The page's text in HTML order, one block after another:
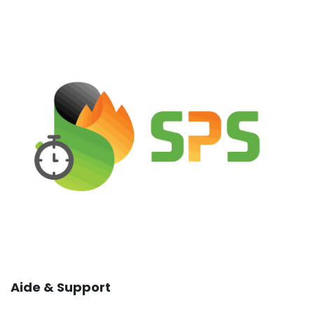
Aide & Support